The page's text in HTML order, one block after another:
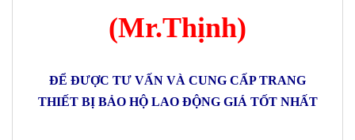
(Mr.Thịnh)
ĐỂ ĐƯỢC TƯ VẤN VÀ CUNG CẤP TRANG
THIẾT BỊ BẢO HỘ LAO ĐỘNG GIÁ TỐT NHẤT